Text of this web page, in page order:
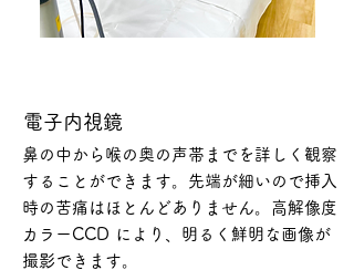
​電子内視鏡
鼻の中から喉の奥の声帯までを詳しく観察
することができます。先端が細いので挿入
時の苦痛はほとんどありません。高解像度
カラーCCD により、明るく鮮明な画像が
撮影できます。